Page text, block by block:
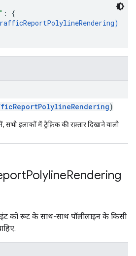
: {
)
)
सभी इलाकों में ट्रैफ़िक की रफ़्तार दिखाने वाली
PolylineRendering
को रूट के साथ-साथ पॉलीलाइन के किसी